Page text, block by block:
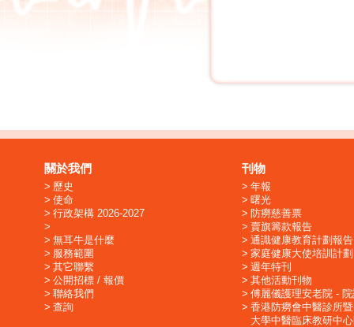
關於我們
歷史
使命
行政架構 2026-2027
無耳牛是什麼
服務範圍
其它聯繫
公開招標 / 報價
聯絡我們
查詢
刊物
年報
曙光
防癆慈善票
賣旗籌款報告
通識健康教育計劃報告
家庭健康大使培訓計劃
週年特刊
其他活動刊物
傅麗儀護理安老院 -
香港防癆會中醫診所
大學中醫臨床教研中